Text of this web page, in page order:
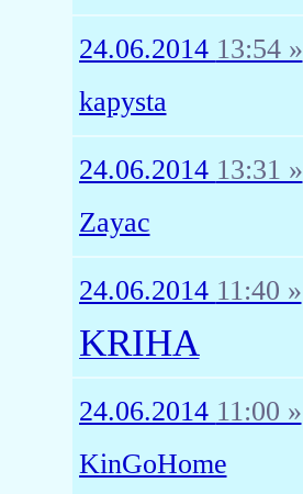
24.06.2014 13:54 »
kapysta
24.06.2014 13:31 »
Zayac
24.06.2014 11:40 »
KRIHA
24.06.2014 11:00 »
KinGoHome